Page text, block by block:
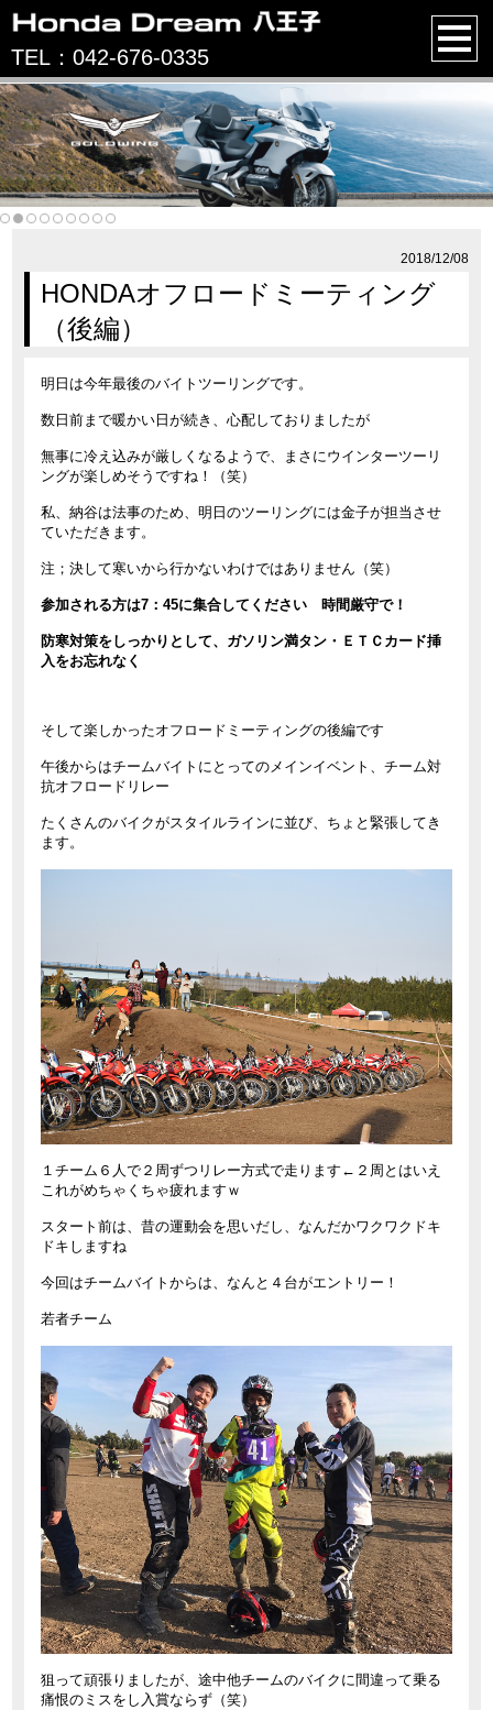
TEL：042-676-0335
2018/12/08
HONDAオフロードミーティング
（後編）
明日は今年最後のバイトツーリングです。
数日前まで暖かい日が続き、心配しておりましたが
無事に冷え込みが厳しくなるようで、まさにウインターツーリ
ングが楽しめそうですね！（笑）
私、納谷は法事のため、明日のツーリングには金子が担当させ
ていただきます。
注；決して寒いから行かないわけではありません（笑）
参加される方は7：45に集合してください 時間厳守で！
防寒対策をしっかりとして、ガソリン満タン・ＥＴＣカード挿
入をお忘れなく
そして楽しかったオフロードミーティングの後編です
午後からはチームバイトにとってのメインイベント、チーム対
抗オフロードリレー
たくさんのバイクがスタイルラインに並び、ちょと緊張してき
ます。
１チーム６人で２周ずつリレー方式で走ります←２周とはいえ
これがめちゃくちゃ疲れますｗ
スタート前は、昔の運動会を思いだし、なんだかワクワクドキ
ドキしますね
今回はチームバイトからは、なんと４台がエントリー！
若者チーム
狙って頑張りましたが、途中他チームのバイクに間違って乗る
痛恨のミスをし入賞ならず（笑）